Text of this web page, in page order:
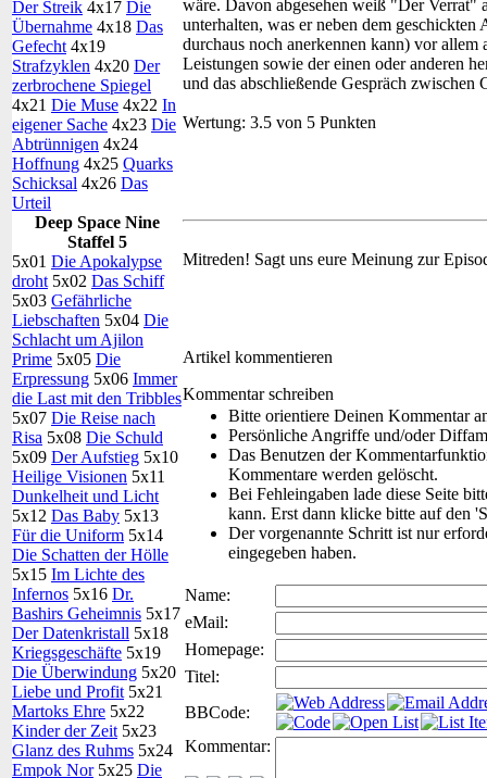
Der Streik 4x17 Die
Übernahme 4x18 Das
Gefecht 4x19
Strafzyklen 4x20 Der
zerbrochene Spiegel
4x21 Die Muse 4x22 In
eigener Sache 4x23 Die
Abtrünnigen 4x24
Hoffnung 4x25 Quarks
Schicksal 4x26 Das
Urteil
Deep Space Nine
Staffel 5
5x01 Die Apokalypse
droht 5x02 Das Schiff
5x03 Gefährliche
Liebschaften 5x04 Die
Schlacht um Ajilon
Prime 5x05 Die
Erpressung 5x06 Immer
die Last mit den Tribbles
5x07 Die Reise nach
Risa 5x08 Die Schuld
5x09 Der Aufstieg 5x10
Heilige Visionen 5x11
Dunkelheit und Licht
5x12 Das Baby 5x13
Für die Uniform 5x14
Die Schatten der Hölle
5x15 Im Lichte des
Infernos 5x16 Dr.
Bashirs Geheimnis 5x17
Der Datenkristall 5x18
Kriegsgeschäfte 5x19
Die Überwindung 5x20
Liebe und Profit 5x21
Martoks Ehre 5x22
Kinder der Zeit 5x23
Glanz des Ruhms 5x24
Empok Nor5x25 Die
wäre. Davon abgesehen weiß "Der Verrat"
unterhalten, was er neben dem
durchaus noch anerkennen kann) vor allem
Leistungen sowie der einen oder anderen
und das abschließende Gespräch
Wertung: 3.5 von 5 Punkten
Mitreden! Sagt uns eure Meinung zur
Artikel kommentieren
Kommentar schreiben
Bitte orientiere Deinen Kommentar
Persönliche Angriffe und/oder
Das Benutzen der
Kommentare werden gelöscht.
Bei Fehleingaben lade diese Seite
kann. Erst dann klicke bitte auf den
Der vorgenannte Schritt ist nur
eingegeben haben.
Name:
eMail:
Homepage:
Titel:
BBCode:
Kommentar: